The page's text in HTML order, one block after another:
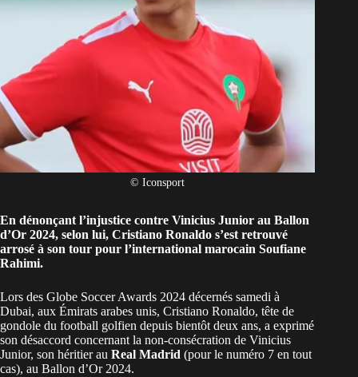
© Iconsport
En dénonçant l’injustice contre Vinicius Junior au Ballon
d’Or 2024, selon lui, Cristiano Ronaldo s’est retrouvé
arrosé à son tour pour l’international marocain Soufiane
Rahimi.
Lors des Globe Soccer Awards 2024 décernés samedi à
Dubai, aux Émirats arabes unis, Cristiano Ronaldo, tête de
gondole du football golfien depuis bientôt deux ans, a exprimé
son désaccord concernant la non-consécration de Vinicius
Junior, son héritier au Real Madrid (pour le numéro 7 en tout
cas), au Ballon d’Or 2024.